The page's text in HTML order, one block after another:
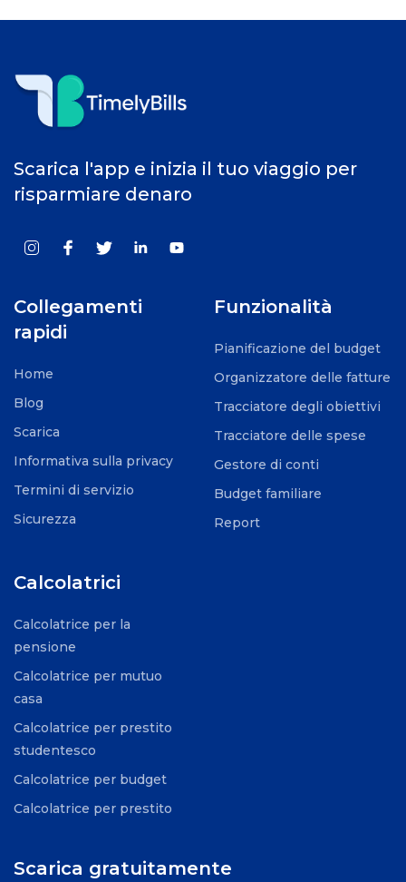
Scarica l'app e inizia il tuo viaggio per
risparmiare denaro
Collegamenti
rapidi
Home
Blog
Scarica
Informativa sulla privacy
Termini di servizio
Sicurezza
Funzionalità
Pianificazione del budget
Organizzatore delle fatture
Tracciatore degli obiettivi
Tracciatore delle spese
Gestore di conti
Budget familiare
Report
Calcolatrici
Calcolatrice per la
pensione
Calcolatrice per mutuo
casa
Calcolatrice per prestito
studentesco
Calcolatrice per budget
Calcolatrice per prestito
Scarica gratuitamente